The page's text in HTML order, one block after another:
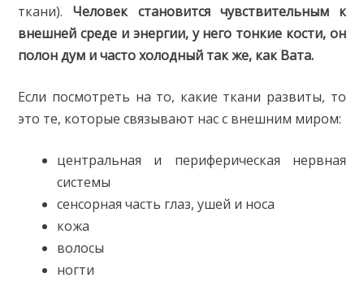
ткани). Человек становится чувствительным к
внешней среде и энергии, у него тонкие кости, он
полон дум и часто холодный так же, как Вата.
Если посмотреть на то, какие ткани развиты, то
это те, которые связывают нас с внешним миром:
центральная и периферическая нервная
системы
сенсорная часть глаз, ушей и носа
кожа
волосы
ногти